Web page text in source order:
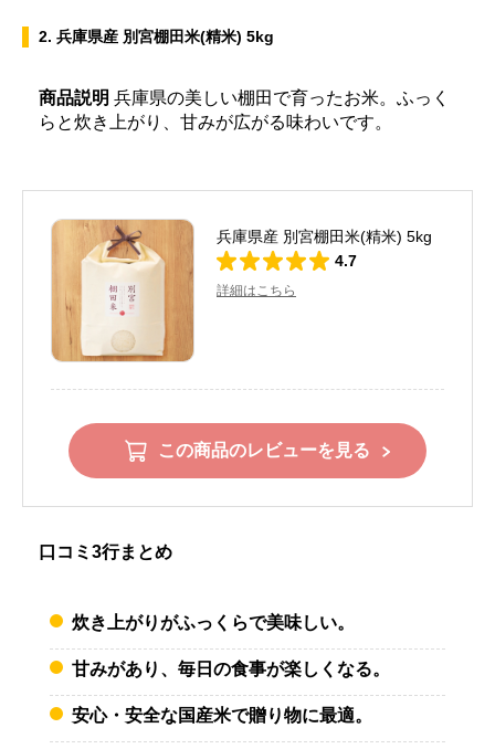
2. 兵庫県産 別宮棚田米(精米) 5kg
商品説明 兵庫県の美しい棚田で育ったお米。ふっく
らと炊き上がり、甘みが広がる味わいです。
兵庫県産 別宮棚田米(精米) 5kg
4.7
詳細はこちら
この商品のレビューを見る
口コミ3行まとめ
炊き上がりがふっくらで美味しい。
甘みがあり、毎日の食事が楽しくなる。
安心・安全な国産米で贈り物に最適。